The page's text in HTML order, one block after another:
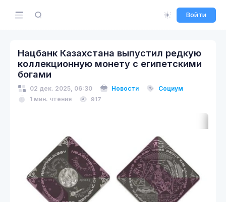
Войти
Нацбанк Казахстана выпустил редкую
коллекционную монету с египетскими
богами
02 дек. 2025, 06:30 Новости
Социум
1 мин. чтения
917